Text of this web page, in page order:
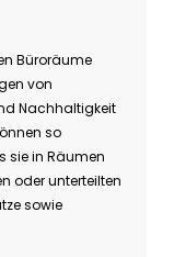
Büroräume
von
Nachhaltigkeit
so
sie in Räumen
oder unterteilten
sowie